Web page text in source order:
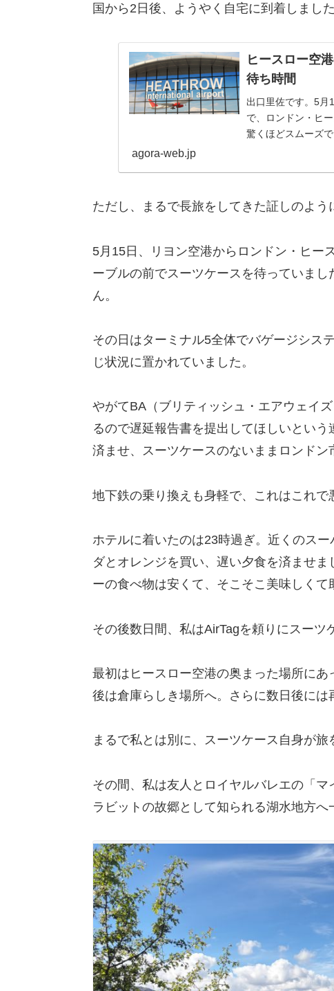
国から2日後、ようやく自宅に到着しました
ヒースロー空
待ち時間
出口里佐です。5月
で、ロンドン・ヒ
驚くほどスムーズ
agora-web.jp
ただし、まるで長旅をしてきた証しのよう
5月15日、リヨン空港からロンドン・ヒー
ーブルの前でスーツケースを待っていま
ん。
その日はターミナル5全体でバゲージシス
じ状況に置かれていました。
やがてBA（ブリティッシュ・エアウェイ
るので遅延報告書を提出してほしいとい
済ませ、スーツケースのないままロンドン
地下鉄の乗り換えも身軽で、これはこれで
ホテルに着いたのは23時過ぎ。近くのス
ダとオレンジを買い、遅い夕食を済ませ
ーの食べ物は安くて、そこそこ美味しくて
その後数日間、私はAirTagを頼りにスーツ
最初はヒースロー空港の奥まった場所に
後は倉庫らしき場所へ。さらに数日後には
まるで私とは別に、スーツケース自身が旅
その間、私は友人とロイヤルバレエの「
ラビットの故郷として知られる湖水地方へ